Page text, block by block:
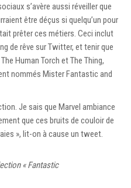
s’avère aussi réveiller que
être déçus si quelqu’un pour
prêter ces métiers. Ceci inclut
de rêve sur Twitter, et tenir que
Human Torch et The Thing,
nommés Mister Fantastic and
Je sais que Marvel ambiance
que ces bruits de couloir de
», lit-on à cause un tweet.
« Fantastic